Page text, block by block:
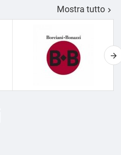
Mostra tutto 